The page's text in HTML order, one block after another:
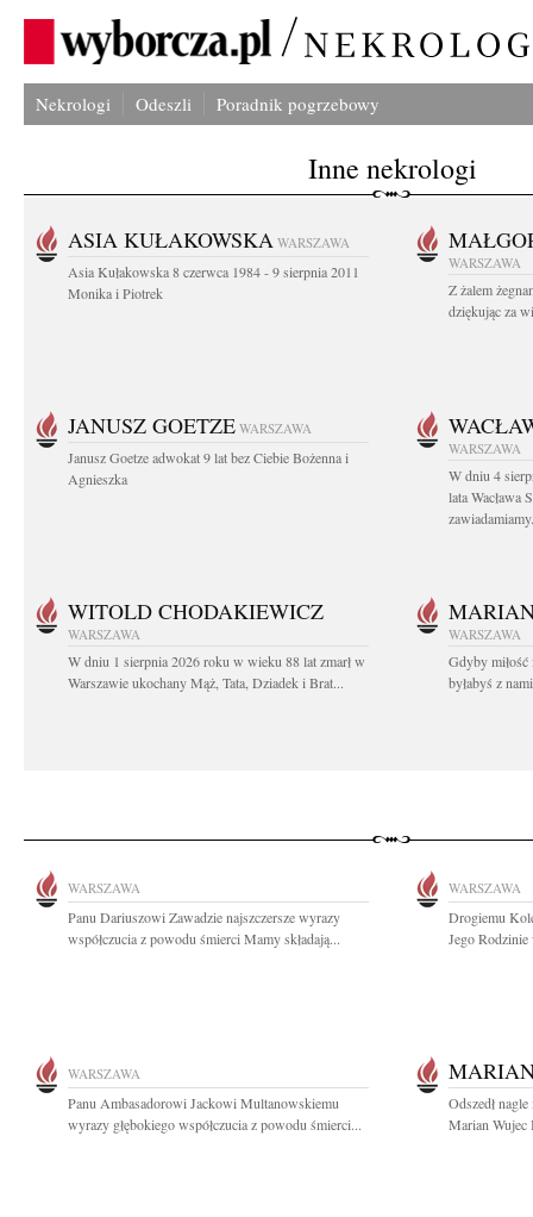
Nekrologi Odeszli Poradnik pogrzebowy
Inne nekrologi
ASIA KUŁAKOWSKA WARSZAWA
Asia Kułakowska 8 czerwca 1984 - 9 sierpnia 2011
Monika i Piotrek
WARSZAWA
Z żalem
dziękując za
JANUSZ GOETZE WARSZAWA
Janusz Goetze adwokat 9 lat bez Ciebie Bożenna i
Agnieszka
WARSZAWA
W dniu 4
lata Wacława
WITOLD CHODAKIEWICZ
WARSZAWA
W dniu 1 sierpnia 2026 roku w wieku 88 lat zmarł w
Warszawie ukochany Mąż, Tata, Dziadek i Brat...
WARSZAWA
Gdyby miłość
byłabyś z
WARSZAWA
Panu Dariuszowi Zawadzie najszczersze wyrazy
współczucia z powodu śmierci Mamy składają...
WARSZAWA
Drogiemu
Jego Rodzinie
WARSZAWA
Panu Ambasadorowi Jackowi Multanowskiemu
wyrazy głębokiego współczucia z powodu śmierci...
Odszedł
Marian Wujec